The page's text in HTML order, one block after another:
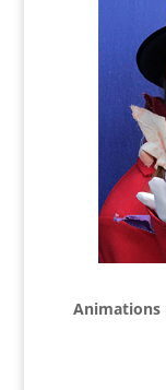
Animations